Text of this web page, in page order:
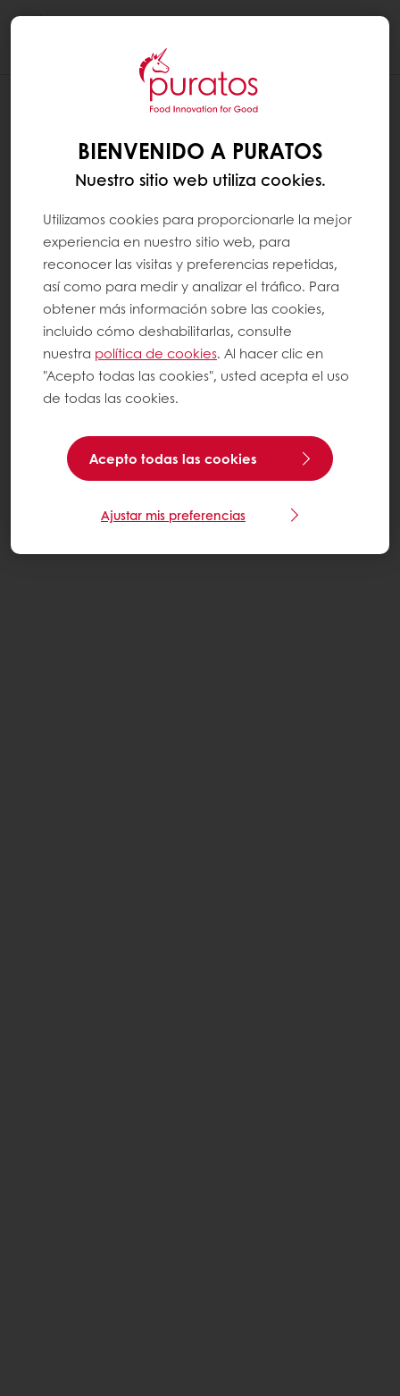
BIENVENIDO A PURATOS
Nuestro sitio web utiliza cookies.
Utilizamos cookies para proporcionarle la mejor
experiencia en nuestro sitio web, para
reconocer las visitas y preferencias repetidas,
así como para medir y analizar el tráfico. Para
obtener más información sobre las cookies,
incluido cómo deshabilitarlas, consulte
nuestra política de cookies. Al hacer clic en
"Acepto todas las cookies", usted acepta el uso
de todas las cookies.
Acepto todas las cookies
Ajustar mis preferencias